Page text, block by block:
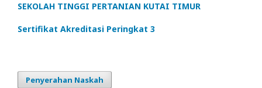
SEKOLAH TINGGI PERTANIAN KUTAI TIMUR
Sertifikat Akreditasi Peringkat 3
Penyerahan Naskah